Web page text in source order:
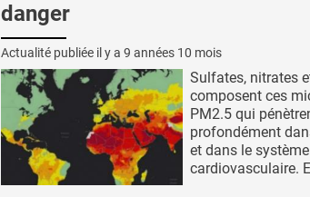
danger
Actualité publiée il y a 9 années 10 mois
Sulfates, nitrates
composent ces
PM2.5 qui
profondément
et dans le système
cardiovasculaire.